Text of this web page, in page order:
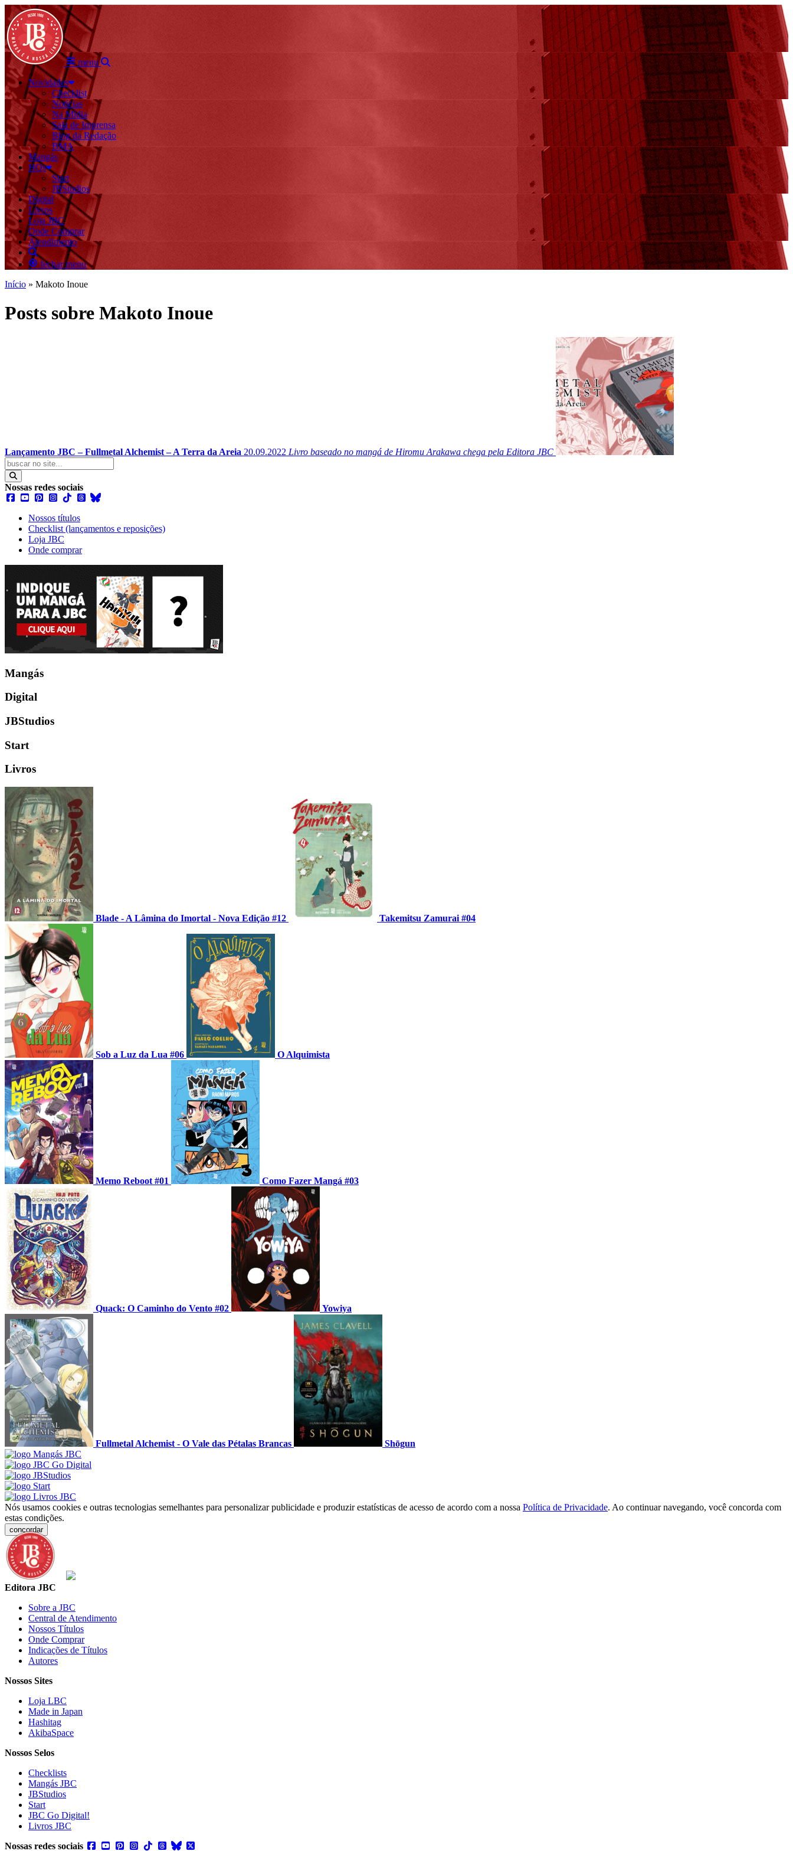
menu
Novidades
Checklist
Notícias
Na Mídia
Sala de Imprensa
Blog da Redação
BMA
Mangás
HQs
Start
JBStudios
Digital
Livros
Loja JBC
Onde Comprar
Atendimento
fechar menu
Início » Makoto Inoue
Posts sobre Makoto Inoue
Lançamento JBC – Fullmetal Alchemist – A Terra da Areia 20.09.2022 Livro baseado no mangá de Hiromu Arakawa chega pela Editora JBC
Nossas redes sociais
Nossos títulos
Checklist (lançamentos e reposições)
Loja JBC
Onde comprar
Mangás
Digital
JBStudios
Start
Livros
Blade - A Lâmina do Imortal - Nova Edição #12 Takemitsu Zamurai #04
Sob a Luz da Lua #06 O Alquimista
Memo Reboot #01 Como Fazer Mangá #03
Quack: O Caminho do Vento #02 Yowiya
Fullmetal Alchemist - O Vale das Pétalas Brancas Shōgun
Nós usamos cookies e outras tecnologias semelhantes para personalizar publicidade e produzir estatísticas de acesso de acordo com a nossa Política de Privacidade. Ao continuar navegando, você concorda com
estas condições.
concordar
Editora JBC
Sobre a JBC
Central de Atendimento
Nossos Títulos
Onde Comprar
Indicações de Títulos
Autores
Nossos Sites
Loja LBC
Made in Japan
Hashitag
AkibaSpace
Nossos Selos
Checklists
Mangás JBC
JBStudios
Start
JBC Go Digital!
Livros JBC
Nossas redes sociais